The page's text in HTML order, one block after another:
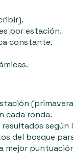
por estación.
constante.
cada ronda.
según
del bosque
mejor